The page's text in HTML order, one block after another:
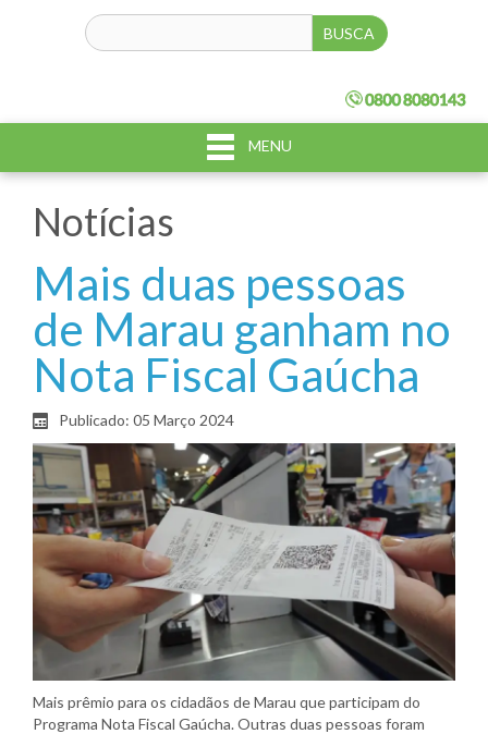
MENU
Notícias
Mais duas pessoas
de Marau ganham no
Nota Fiscal Gaúcha
Publicado: 05 Março 2024
Mais prêmio para os cidadãos de Marau que participam do
Programa Nota Fiscal Gaúcha. Outras duas pessoas foram